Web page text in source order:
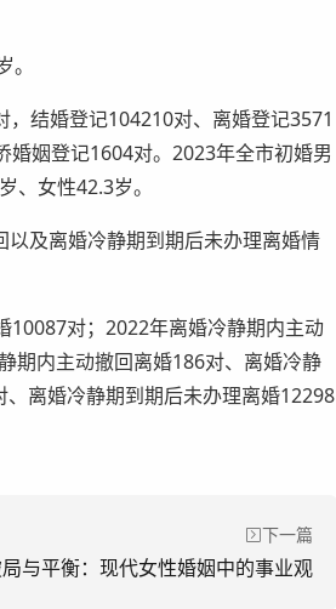
结婚登记104210对、离婚登记3571
姻登记1604对。2023年全市初婚男
、女性42.3岁。
及离婚冷静期到期后未办理离婚情
10087对；2022年离婚冷静期内主动
期内主动撤回离婚186对、离婚冷静
离婚冷静期到期后未办理离婚12298
下一篇
与平衡：现代女性婚姻中的事业观